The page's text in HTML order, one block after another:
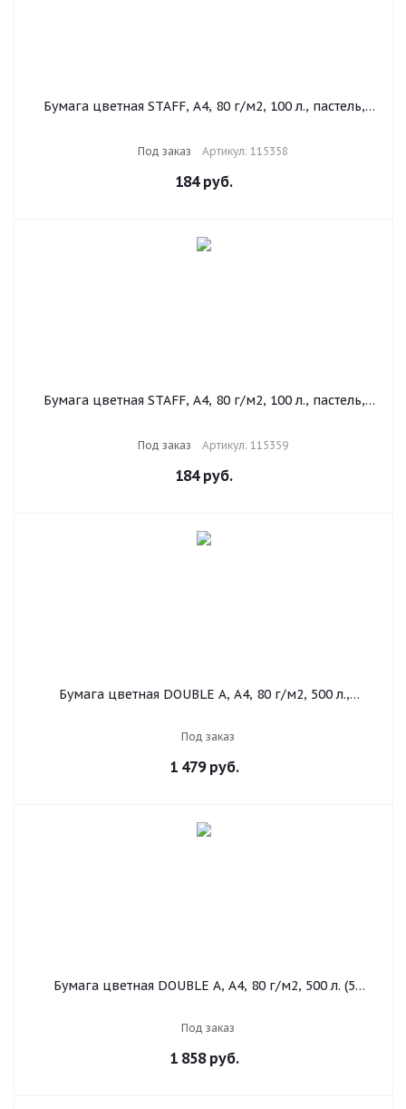
Бумага цветная STAFF, А4, 80 г/м2, 100 л., пастель,
Под заказ Артикул: 115358
184руб.
Бумага цветная STAFF, А4, 80 г/м2, 100 л., пастель,
Под заказ Артикул: 115359
184руб.
Бумага цветная DOUBLE A, А4, 80 г/м2, 500 л.,
Под заказ
1 479руб.
Бумага цветная DOUBLE A, А4, 80 г/м2, 500 л. (5
Под заказ
1 858руб.